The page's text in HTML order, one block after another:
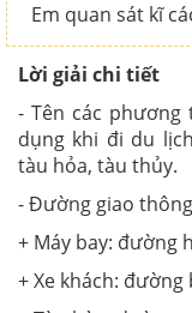
Em quan sát kĩ
Lời giải chi tiết
- Tên các
dụng khi đi du
tàu hỏa, tàu thủy.
- Đường giao
+ Máy bay: đường
+ Xe khách: đường